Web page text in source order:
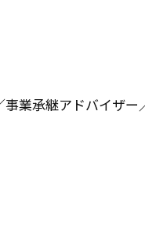
業承継アドバイザー